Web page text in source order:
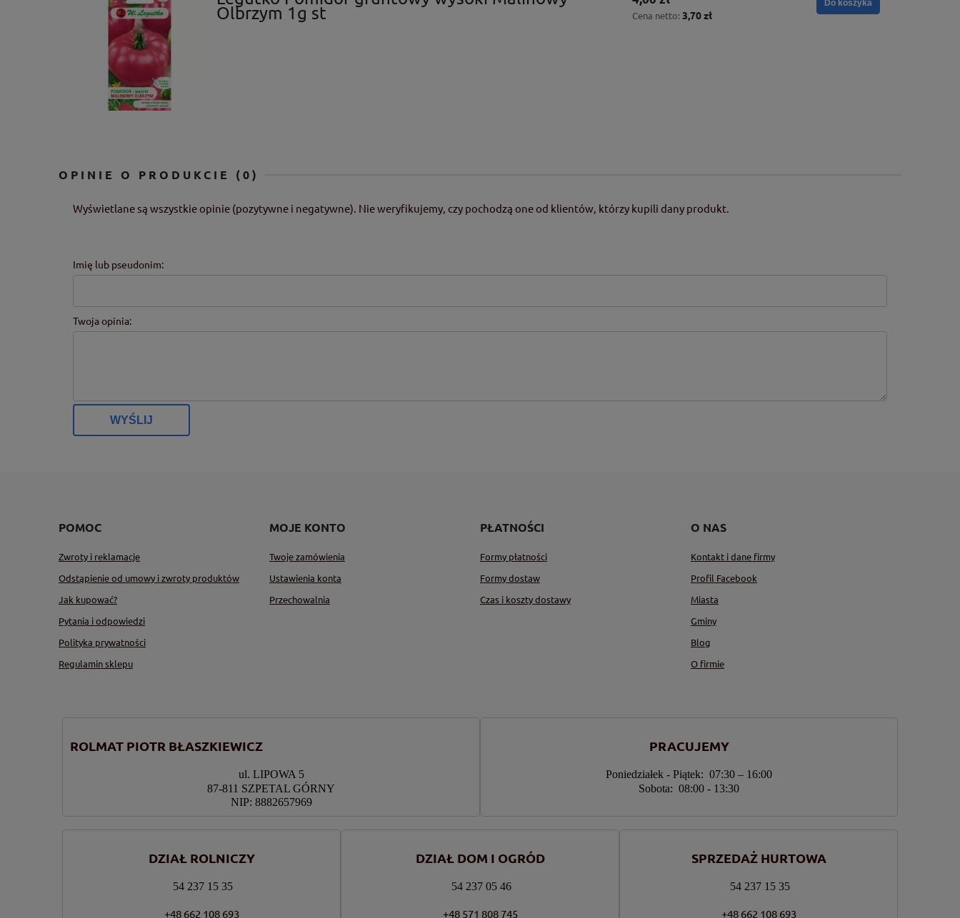
Olbrzym 1g st Cena netto: 3,70 zł
Do koszyka
OPINIE O PRODUKCIE (0)
Wyświetlane są wszystkie opinie (pozytywne i negatywne). Nie weryfikujemy, czy pochodzą one od klientów, którzy kupili dany produkt.
Imię lub pseudonim:
Twoja opinia:
WYŚLIJ
POMOC
Zwroty i reklamacje
Odstąpienie od umowy i zwroty produktów
Jak kupować?
Pytania i odpowiedzi
Polityka prywatności
Regulamin sklepu
MOJE KONTO
Twoje zamówienia
Ustawienia konta
Przechowalnia
PŁATNOŚCI
Formy płatności
Formy dostaw
Czas i koszty dostawy
O NAS
Kontakt i dane firmy
Profil Facebook
Miasta
Gminy
Blog
O firmie
ROLMAT PIOTR BŁASZKIEWICZ
ul. LIPOWA 5
87-811 SZPETAL GÓRNY
NIP: 8882657969
PRACUJEMY
Poniedziałek - Piątek: 07:30 – 16:00
Sobota: 08:00 - 13:30
DZIAŁ ROLNICZY
54 237 15 35
+48 662 108 693
DZIAŁ DOM I OGRÓD
54 237 05 46
+48 571 808 745
SPRZEDAŻ HURTOWA
54 237 15 35
+48 662 108 693